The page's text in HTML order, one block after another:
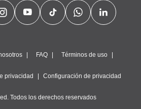
FAQ Términos de uso
privacidad Configuración de privacidad
Todos los derechos reservados